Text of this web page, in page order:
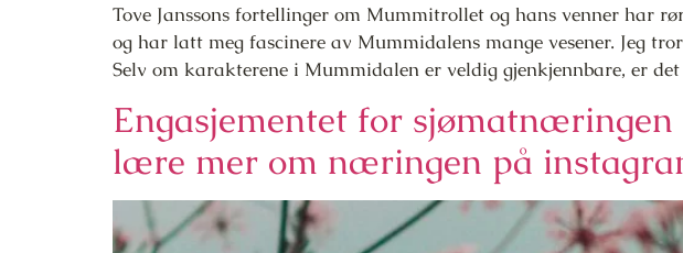
Tove Janssons fortellinger om Mummitrollet og hans venner har
og har latt meg fascinere av Mummidalens mange vesener. Jeg
Selv om karakterene i Mummidalen er veldig gjenkjennbare, er
Engasjementet for
lære mer om næringen på